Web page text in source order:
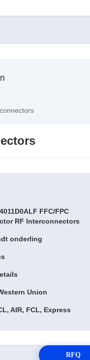
FFC/FPC
RF Interconnectors
onderling
Union
AIR, FCL, Express
RFQ